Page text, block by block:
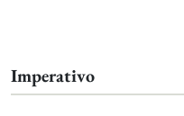
Imperativo